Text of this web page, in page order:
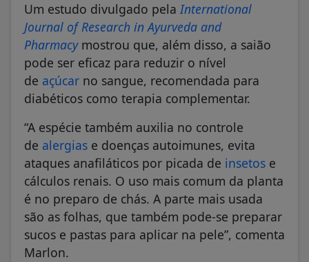
Um estudo divulgado pelaInternational
Journal of Research in Ayurveda and
Pharmacymostrou que, além disso, a saião
pode ser eficaz para reduzir o nível
de açúcar no sangue, recomendada para
diabéticos como terapia complementar.
“A espécie também auxilia no controle
de alergias e doenças autoimunes, evita
ataques anafiláticos por picada de insetos e
cálculos renais. O uso mais comum da planta
é no preparo de chás. A parte mais usada
são as folhas, que também pode-se preparar
sucos e pastas para aplicar na pele”, comenta
Marlon.